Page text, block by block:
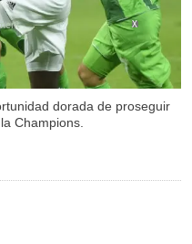
dorada de proseguir
Champions.
X